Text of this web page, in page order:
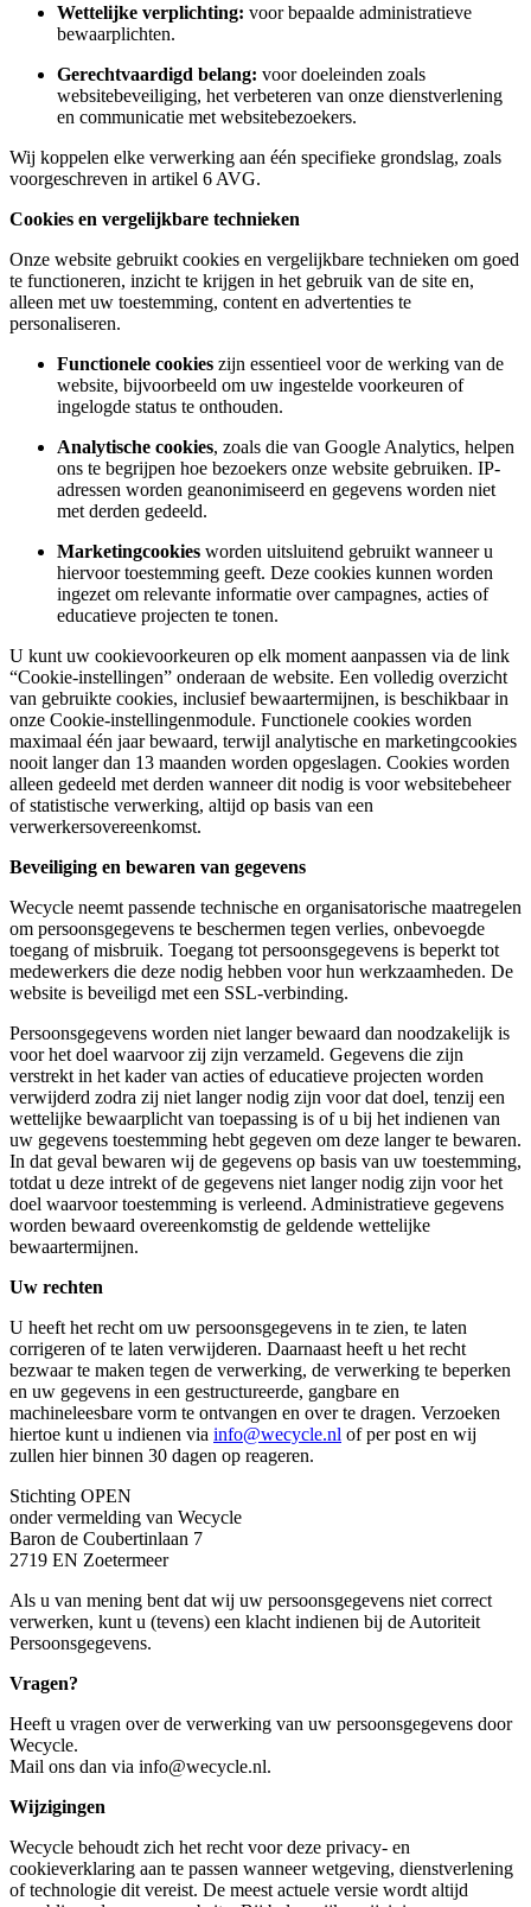
Wettelijke verplichting: voor bepaalde administratieve
bewaarplichten.
Gerechtvaardigd belang: voor doeleinden zoals
websitebeveiliging, het verbeteren van onze dienstverlening
en communicatie met websitebezoekers.
Wij koppelen elke verwerking aan één specifieke grondslag, zoals
voorgeschreven in artikel 6 AVG.
Cookies en vergelijkbare technieken
Onze website gebruikt cookies en vergelijkbare technieken om goed
te functioneren, inzicht te krijgen in het gebruik van de site en,
alleen met uw toestemming, content en advertenties te
personaliseren.
Functionele cookies zijn essentieel voor de werking van de
website, bijvoorbeeld om uw ingestelde voorkeuren of
ingelogde status te onthouden.
Analytische cookies, zoals die van Google Analytics, helpen
ons te begrijpen hoe bezoekers onze website gebruiken. IP-
adressen worden geanonimiseerd en gegevens worden niet
met derden gedeeld.
Marketingcookies worden uitsluitend gebruikt wanneer u
hiervoor toestemming geeft. Deze cookies kunnen worden
ingezet om relevante informatie over campagnes, acties of
educatieve projecten te tonen.
U kunt uw cookievoorkeuren op elk moment aanpassen via de link
“Cookie-instellingen” onderaan de website. Een volledig overzicht
van gebruikte cookies, inclusief bewaartermijnen, is beschikbaar in
onze Cookie‑instellingenmodule. Functionele cookies worden
maximaal één jaar bewaard, terwijl analytische en marketingcookies
nooit langer dan 13 maanden worden opgeslagen. Cookies worden
alleen gedeeld met derden wanneer dit nodig is voor websitebeheer
of statistische verwerking, altijd op basis van een
verwerkersovereenkomst.
Beveiliging en bewaren van gegevens
Wecycle neemt passende technische en organisatorische maatregelen
om persoonsgegevens te beschermen tegen verlies, onbevoegde
toegang of misbruik. Toegang tot persoonsgegevens is beperkt tot
medewerkers die deze nodig hebben voor hun werkzaamheden. De
website is beveiligd met een SSL-verbinding.
Persoonsgegevens worden niet langer bewaard dan noodzakelijk is
voor het doel waarvoor zij zijn verzameld. Gegevens die zijn
verstrekt in het kader van acties of educatieve projecten worden
verwijderd zodra zij niet langer nodig zijn voor dat doel, tenzij een
wettelijke bewaarplicht van toepassing is of u bij het indienen van
uw gegevens toestemming hebt gegeven om deze langer te bewaren.
In dat geval bewaren wij de gegevens op basis van uw toestemming,
totdat u deze intrekt of de gegevens niet langer nodig zijn voor het
doel waarvoor toestemming is verleend. Administratieve gegevens
worden bewaard overeenkomstig de geldende wettelijke
bewaartermijnen.
Uw rechten
U heeft het recht om uw persoonsgegevens in te zien, te laten
corrigeren of te laten verwijderen. Daarnaast heeft u het recht
bezwaar te maken tegen de verwerking, de verwerking te beperken
en uw gegevens in een gestructureerde, gangbare en
machineleesbare vorm te ontvangen en over te dragen. Verzoeken
hiertoe kunt u indienen via info@wecycle.nl of per post en wij
zullen hier binnen 30 dagen op reageren.
Stichting OPEN
onder vermelding van Wecycle
Baron de Coubertinlaan 7
2719 EN Zoetermeer
Als u van mening bent dat wij uw persoonsgegevens niet correct
verwerken, kunt u (tevens) een klacht indienen bij de Autoriteit
Persoonsgegevens.
Vragen?
Heeft u vragen over de verwerking van uw persoonsgegevens door
Wecycle.
Mail ons dan via info@wecycle.nl.
Wijzigingen
Wecycle behoudt zich het recht voor deze privacy- en
cookieverklaring aan te passen wanneer wetgeving, dienstverlening
of technologie dit vereist. De meest actuele versie wordt altijd